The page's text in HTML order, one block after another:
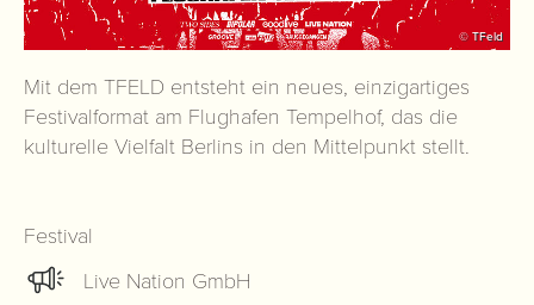
© TFeld
Mit dem TFELD entsteht ein neues, einzigartiges
Festivalformat am Flughafen Tempelhof, das die
kulturelle Vielfalt Berlins in den Mittelpunkt stellt.
Festival
Live Nation GmbH